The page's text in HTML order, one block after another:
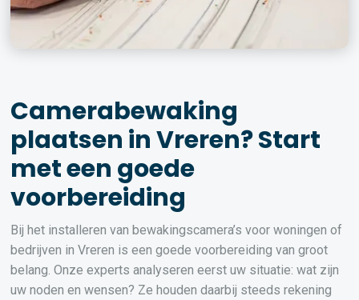
Camerabewaking
plaatsen in Vreren? Start
met een goede
voorbereiding
Bij het installeren van bewakingscamera’s voor woningen of
bedrijven in Vreren is een goede voorbereiding van groot
belang. Onze experts analyseren eerst uw situatie: wat zijn
uw noden en wensen? Ze houden daarbij steeds rekening